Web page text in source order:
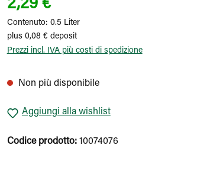
2,29 €
Contenuto: 0.5 Liter
plus 0,08 € deposit
Prezzi incl. IVA più costi di spedizione
Non più disponibile
Aggiungi alla wishlist
Codice prodotto: 10074076